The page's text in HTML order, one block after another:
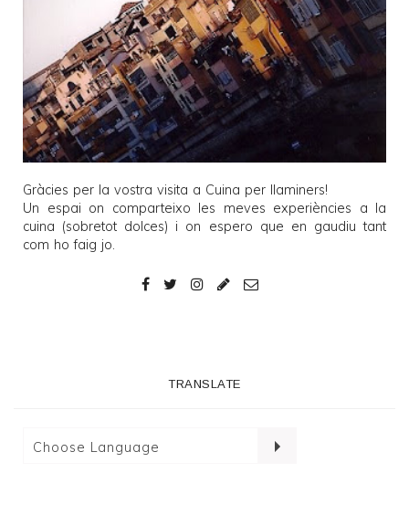
Gràcies per la vostra visita a Cuina per llaminers!
Un espai on comparteixo les meves experiències a la
cuina (sobretot dolces) i on espero que en gaudiu tant
com ho faig jo.
TRANSLATE